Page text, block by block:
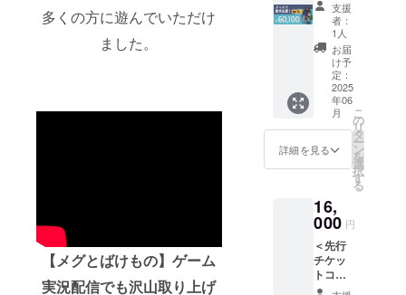
多くの方に遊んでいただけ
ました。
【メグとばけもの】ゲーム
実況配信でも沢山取り上げ
◆ お届
け方
法： ・
CAMPF
IREメッ
セージ
機能で
送付：
[４][８]
定のご
住所へ
[６]
するお
名前を
【全角
15文字
以内】
でご記
入くだ
さい。
・お名
載しな
い場合
載しな
い」と
ご記入
くださ
い。 ・
漢字、
[６][７]
※コン
サート
準備の
ため、
リター
ンの送
付時期
が変動
する可
能性が
活動報
告にて
事前に
ご連絡
します
が、何
ンジCD
[６] オ
リジナ
ル・サ
ウンド
トラッ
ク DL
カード
（１
種）
ウンド
トラッ
ク LPレ
コード
２枚組
[８] コ
追加分
完売し
た本
コース
の再販
が決定
いたし
まし
た！ ◆
内容
物：
[２] お
セージ
入り
アート
カード
[３] の
ぼり旗
[４] オ
支援
者：
1人
お届
け予
定：
2025
年06
月
詳細を見る
こ
の
リ
タ
ー
ン
を
選
択
す
る
16,
000 円
＜先行
チケッ
トコー
スA＞